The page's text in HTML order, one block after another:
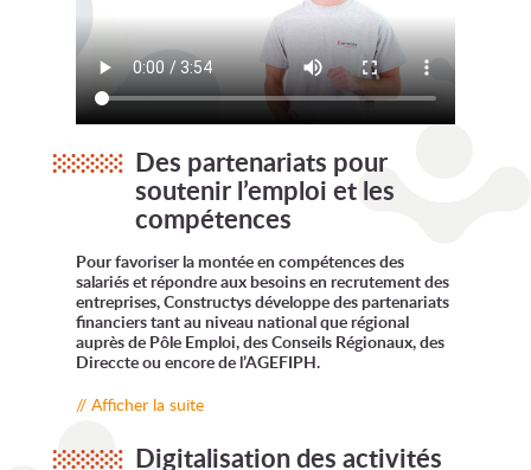
Des partenariats pour
soutenir l’emploi et les
compétences
Pour favoriser la montée en compétences des
salariés et répondre aux besoins en recrutement des
entreprises, Constructys développe des partenariats
financiers tant au niveau national que régional
auprès de Pôle Emploi, des Conseils Régionaux, des
Direccte ou encore de l’AGEFIPH.
// Afficher la suite
Digitalisation des activités